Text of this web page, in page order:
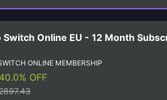
Switch Online EU - 12 Month
ONLINE MEMBERSHIP
OFF